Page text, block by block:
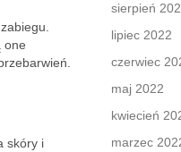
one
skóry i
sierpień
lipiec 2022
czerwiec
maj 2022
kwiecień
marzec